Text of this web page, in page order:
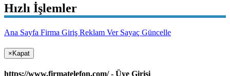
Hızlı İşlemler
Ana Sayfa Firma Giriş Reklam Ver Sayaç Güncelle
× Kapat
https://www.firmatelefon.com/ - Üye Girişi